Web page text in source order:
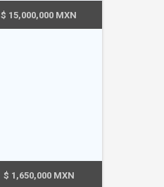
$ 15,000,000 MXN
$ 1,650,000 MXN